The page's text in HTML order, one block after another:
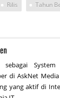
Rilis
sebagai
di AskNet
yang aktif di